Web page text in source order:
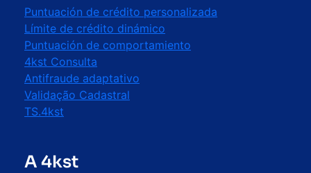
A 4kst
Puntuación de crédito personalizada
Límite de crédito dinámico
Puntuación de comportamiento
4kst Consulta
Antifraude adaptativo
Validação Cadastral
TS.4kst